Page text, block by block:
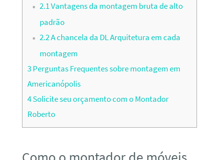
2.1Vantagens da montagem bruta de alto
padrão
2.2A chancela da DL Arquitetura em cada
montagem
3Perguntas Frequentes sobre montagem em
Americanópolis
4Solicite seu orçamento com o Montador
Roberto